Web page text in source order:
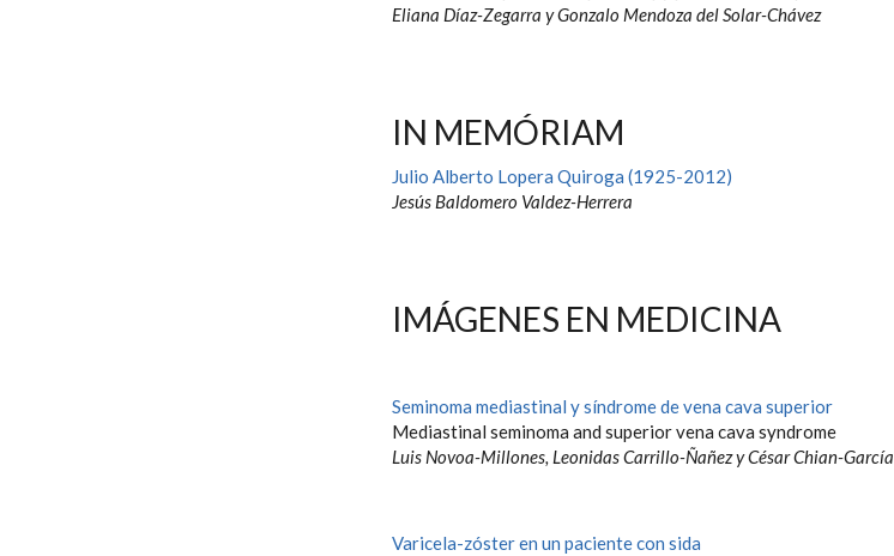
Eliana Díaz-Zegarra y Gonzalo Mendoza del Solar-Chávez
IN MEMÓRIAM
Julio Alberto Lopera Quiroga (1925-2012)
Jesús Baldomero Valdez-Herrera
IMÁGENES EN MEDICINA
Seminoma mediastinal y síndrome de vena cava superior
Mediastinal seminoma and superior vena cava syndrome
Luis Novoa-Millones, Leonidas Carrillo-Ñañez y César Chian-García
Varicela-zóster en un paciente con sida